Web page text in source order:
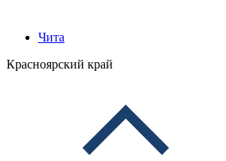
Чита
Красноярский край